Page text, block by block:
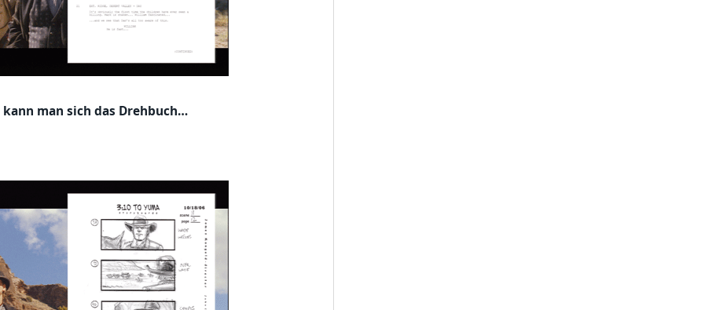
man sich das Drehbuch…